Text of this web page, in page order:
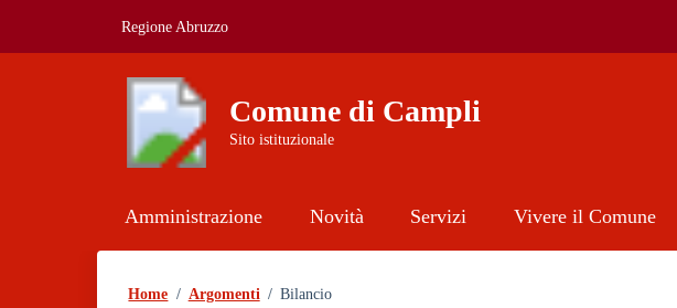
Regione Abruzzo
Comune di Campli
Sito istituzionale
Amministrazione Novità Servizi Vivere il Comune
Home / Argomenti / Bilancio